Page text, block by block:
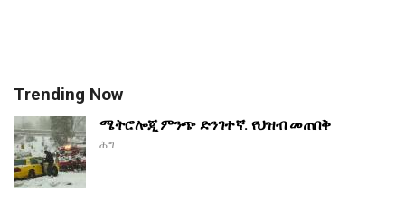
Trending Now
ሜትሮሎጂ ምንጭ ድንገተኛ. የህዝብ መጠበቅ
ሕግ